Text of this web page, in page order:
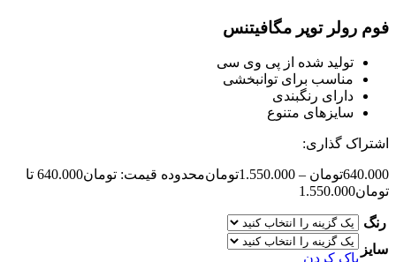
فوم رولر توپر مگافیتنس
تولید شده از پی وی سی
مناسب برای توانبخشی
دارای رنگبندی
سایزهای متنوع
اشتراک گذاری:
تومان640.000
– تومان1.550.000
محدوده قیمت: تومان640.000 تا
تومان1.550.000
رنگ
سایز
پاک کردن